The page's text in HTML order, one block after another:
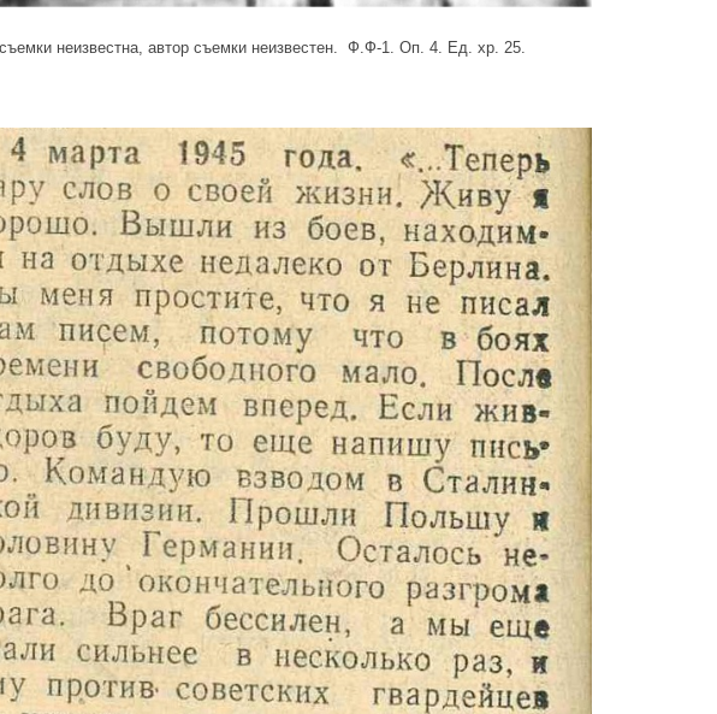
неизвестна, автор съемки неизвестен. Ф.Ф-1. Оп. 4. Ед. хр. 25.